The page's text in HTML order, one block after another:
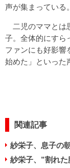
声が集まっている。
二児のママとは
子。全体的にすら
ファンにも好影響
始めた」といった
関連記事
紗栄子、息子の
紗栄子、”割れ